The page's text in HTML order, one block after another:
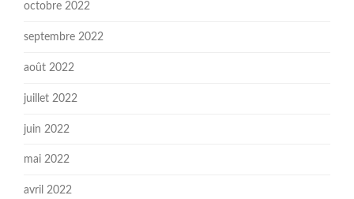
octobre 2022
septembre 2022
août 2022
juillet 2022
juin 2022
mai 2022
avril 2022